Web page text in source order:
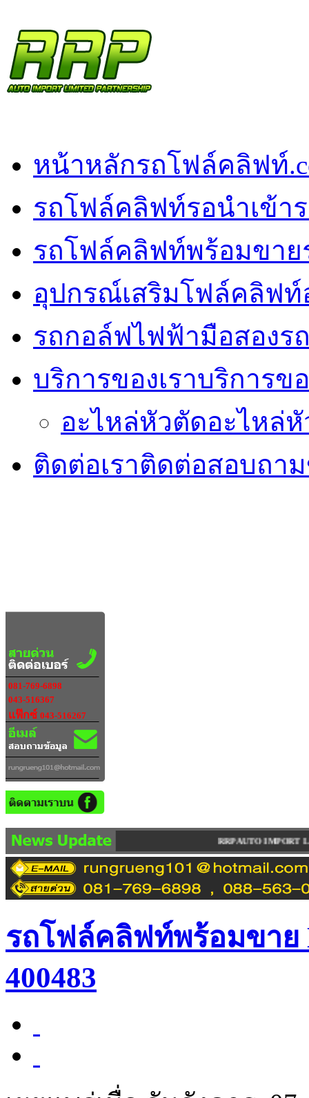
หน้าหลักรถโฟล์คลิฟท์
รถโฟล์คลิฟท์รอนำเข้า
รถโฟล์คลิฟท์พร้อมขาย
อุปกรณ์เสริมโฟล์คลิฟท์
รถกอล์ฟไฟฟ้ามือสองร
บริการของเราบริการข
อะไหล่หัวตัดอะไหล่
ติดต่อเราติดต่อสอบถา
081-769-6898
043-516367
แฟ๊กซ์ 043-516267
RRP AUTO IMPORT LIMITED
รถโฟล์คลิฟท์พร้อมขาย
400483